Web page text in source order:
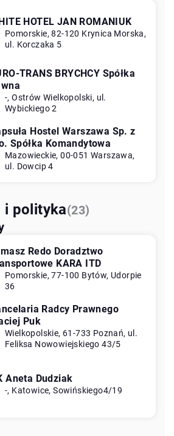
HOTEL JAN ROMANIUK
Pomorskie, 82-120 Krynica Morska,
ul. Korczaka 5
TRANS BRYCHCY Spółka
-, Ostrów Wielkopolski, ul.
Wybickiego 2
Hostel Warszawa Sp. z
Spółka Komandytowa
Mazowieckie, 00-051 Warszawa,
ul. Dowcip 4
i polityka(23)
Redo Doradztwo
KARA ITD
Pomorskie, 77-100 Bytów, Udorpie
36
Radcy Prawnego
Puk
Wielkopolskie, 61-733 Poznań, ul.
Feliksa Nowowiejskiego 43/5
Aneta Dudziak
-, Katowice, Sowińskiego4/19